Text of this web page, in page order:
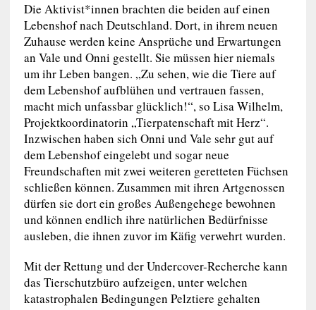
Die Aktivist*innen brachten die beiden auf einen
Lebenshof nach Deutschland. Dort, in ihrem neuen
Zuhause werden keine Ansprüche und Erwartungen
an Vale und Onni gestellt. Sie müssen hier niemals
um ihr Leben bangen. „Zu sehen, wie die Tiere auf
dem Lebenshof aufblühen und vertrauen fassen,
macht mich unfassbar glücklich!“, so Lisa Wilhelm,
Projektkoordinatorin „Tierpatenschaft mit Herz“.
Inzwischen haben sich Onni und Vale sehr gut auf
dem Lebenshof eingelebt und sogar neue
Freundschaften mit zwei weiteren geretteten Füchsen
schließen können. Zusammen mit ihren Artgenossen
dürfen sie dort ein großes Außengehege bewohnen
und können endlich ihre natürlichen Bedürfnisse
ausleben, die ihnen zuvor im Käfig verwehrt wurden.
Mit der Rettung und der Undercover-Recherche kann
das Tierschutzbüro aufzeigen, unter welchen
katastrophalen Bedingungen Pelztiere gehalten